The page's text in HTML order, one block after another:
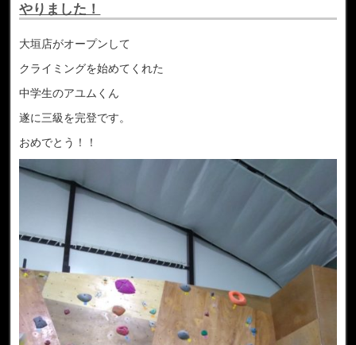
やりました！
大垣店がオープンして
クライミングを始めてくれた
中学生のアユムくん
遂に三級を完登です。
おめでとう！！